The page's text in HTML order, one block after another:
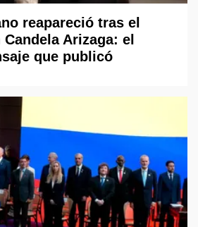
reapareció tras el
Arizaga: el
que publicó